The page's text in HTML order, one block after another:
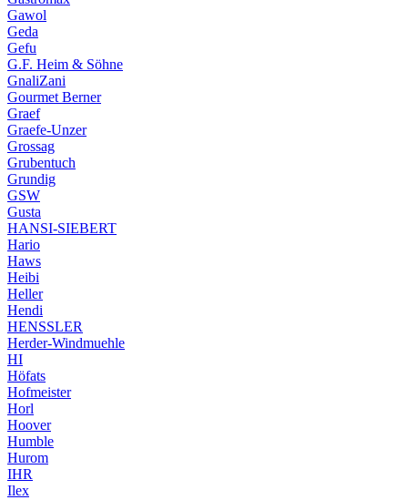
Gawol
Geda
Gefu
G.F. Heim & Söhne
GnaliZani
Gourmet Berner
Graef
Graefe-Unzer
Grossag
Grubentuch
Grundig
GSW
Gusta
HANSI-SIEBERT
Hario
Haws
Heibi
Heller
Hendi
HENSSLER
Herder-Windmuehle
HI
Höfats
Hofmeister
Horl
Hoover
Humble
Hurom
IHR
Ilex